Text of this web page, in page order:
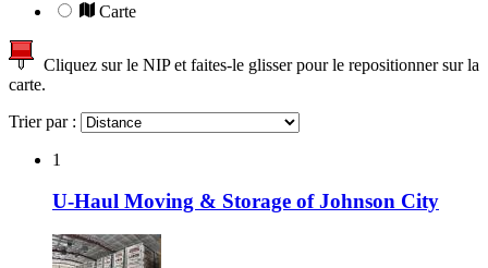
Carte
Cliquez sur le NIP et faites-le glisser pour le repositionner sur la
carte.
Trier par :
1
U-Haul Moving & Storage of Johnson City